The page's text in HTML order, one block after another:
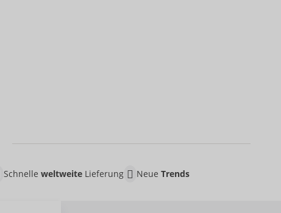
Schnelle weltweiteLieferung Neue Trends